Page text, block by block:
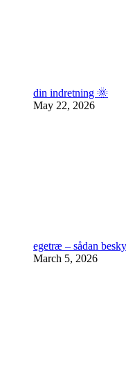
din indretning 🌞
May 22, 2026
egetræ – sådan
March 5, 2026